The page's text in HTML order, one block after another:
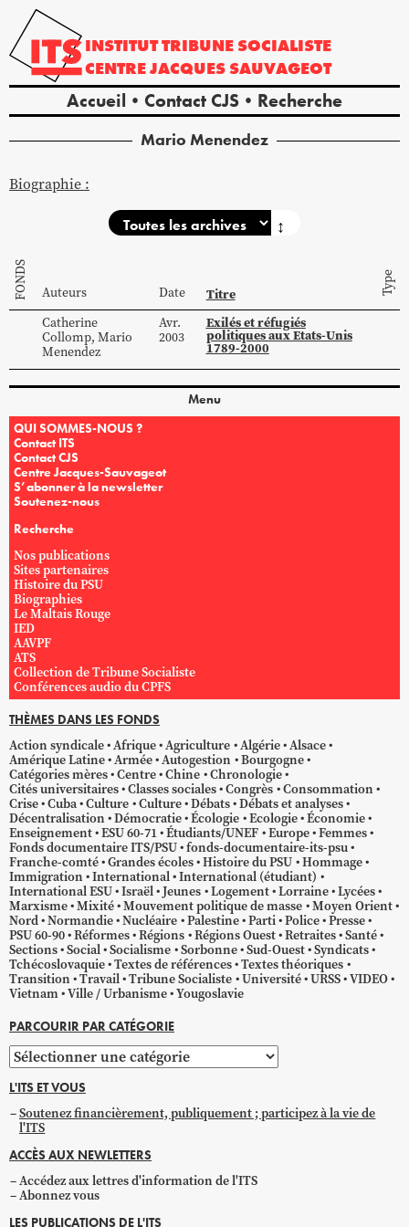
INSTITUTTRIBUNE SOCIALISTE
CENTREJACQUES SAUVAGEOT
Accueil Contact CJS Recherche
Mario Menendez
Biographie :
↕
FONDS Auteurs Date Titre Type
Catherine
Collomp, Mario
Menendez
Avr.
2003
Exilés et réfugiés
politiques aux Etats-Unis
1789-2000
Menu
QUI SOMMES-NOUS ?
Contact ITS
Contact CJS
Centre Jacques-Sauvageot
S’abonner à la newsletter
Soutenez-nous
Recherche
Nos publications
Sites partenaires
Histoire du PSU
Biographies
Le Maltais Rouge
IED
AAVPF
ATS
Collection de Tribune Socialiste
Conférences audio du CPFS
THÈMES DANS LES FONDS
Action syndicale Afrique Agriculture Algérie Alsace
Amérique Latine Armée Autogestion
Bourgogne
Catégories mères Centre Chine Chronologie
Cités universitaires Classes sociales Congrès Consommation
Crise Cuba Culture Culture Débats Débats et analyses
Décentralisation Démocratie Écologie Ecologie Économie
Enseignement ESU 60-71 Étudiants/UNEF Europe Femmes
Fonds documentaire ITS/PSU fonds-documentaire-its-psu
Franche-comté Grandes écoles Histoire du PSU Hommage
Immigration International International (étudiant)
International ESU Israël Jeunes Logement Lorraine Lycées
Marxisme Mixité Mouvement politique de masse Moyen Orient
Nord Normandie Nucléaire Palestine Parti Police Presse
PSU 60-90 Réformes Régions Régions Ouest Retraites Santé
Sections Social Socialisme Sorbonne Sud-Ouest Syndicats
Tchécoslovaquie Textes de références Textes théoriques
Transition Travail Tribune Socialiste Université URSS VIDEO
Vietnam Ville / Urbanisme Yougoslavie
PARCOURIR PAR CATÉGORIE
Parcourir
par
catégorie
L'ITS ET VOUS
Soutenez financièrement, publiquement ; participez à la vie de
l'ITS
ACCÈS AUX NEWLETTERS
Accédez aux lettres d'information de l'ITS
Abonnez vous
LES PUBLICATIONS DE L'ITS